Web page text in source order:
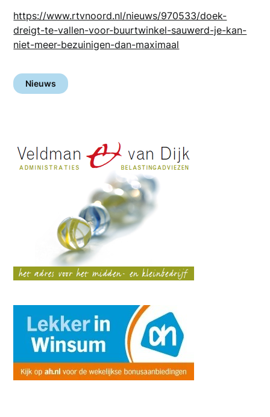
https://www.rtvnoord.nl/nieuws/970533/doek-
dreigt-te-vallen-voor-buurtwinkel-sauwerd-je-kan-
niet-meer-bezuinigen-dan-maximaal
Nieuws